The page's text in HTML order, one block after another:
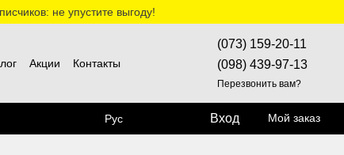
не упустите выгоду!
Акции Контакты
(073) 159-20-11
(098) 439-97-13
Перезвонить вам?
Рус Вход Мой заказ